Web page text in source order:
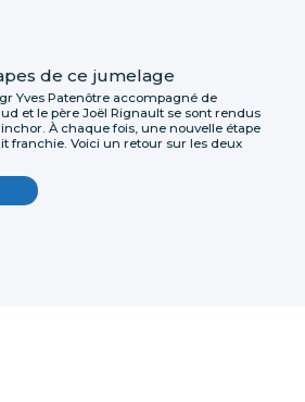
de ce jumelage
Yves Patenôtre accompagné de
et le père Joël Rignault se sont rendus
À chaque fois, une nouvelle étape
franchie. Voici un retour sur les deux